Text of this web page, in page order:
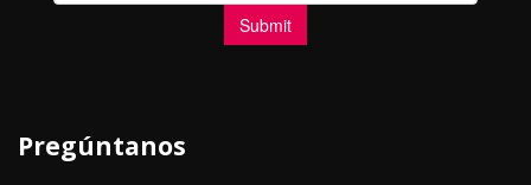
Pregúntanos